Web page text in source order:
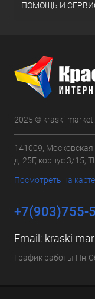
ПОМОЩЬ И
2025 © kraski-
141009,
д. 25Г, корпус 3/15,
Посмотреть на карте
+7(903)755-
Email: kraski-
График работы Пн-